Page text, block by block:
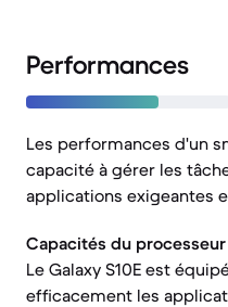
Performances
Les performances d'un
capacité à gérer les
applications exigeantes
Capacités du
Le Galaxy S10E est
efficacement les